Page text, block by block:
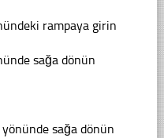
rampaya girin
sağa dönün
sağa dönün